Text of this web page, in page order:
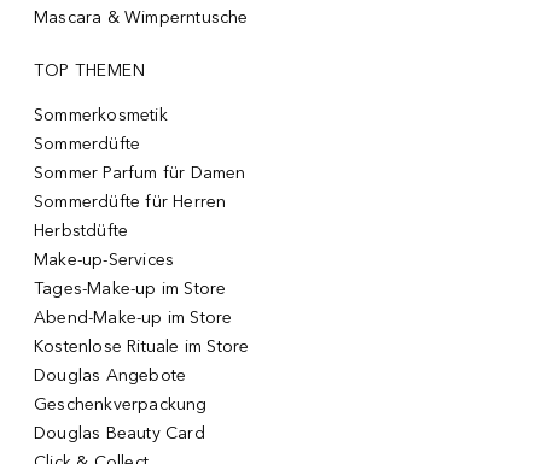
Mascara & Wimperntusche
TOP THEMEN
Sommerkosmetik
Sommerdüfte
Sommer Parfum für Damen
Sommerdüfte für Herren
Herbstdüfte
Make-up-Services
Tages-Make-up im Store
Abend-Make-up im Store
Kostenlose Rituale im Store
Douglas Angebote
Geschenkverpackung
Douglas Beauty Card